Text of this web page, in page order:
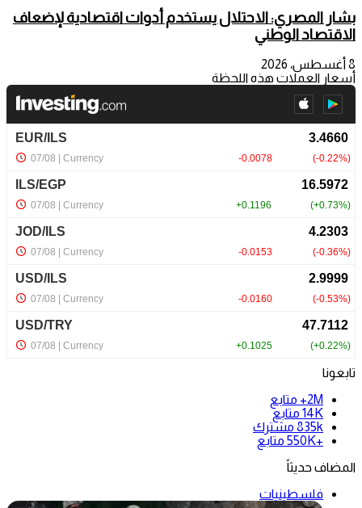
بشار المصري: الاحتلال يستخدم أدوات اقتصادية لإضعاف
الاقتصاد الوطني
8 أغسطس، 2026
أسعار العملات هذه اللحظة
تابعونا
2M+
متابع
14K متابع
835k مشترك
+550K
متابع
المضاف حديثاً
فلسطينيات